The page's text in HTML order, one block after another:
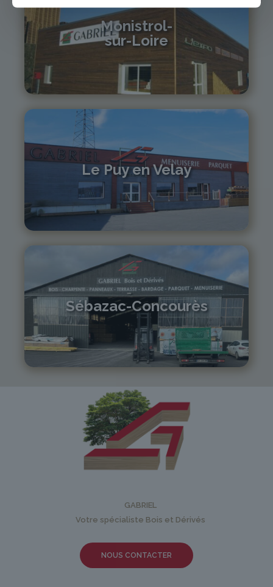
Monistrol-
sur-Loire
monistrol@gabriel-sa.fr
Le Puy en Velay
04 71 01 13 30
lepuy@gabriel-sa.fr
Sébazac-Concourès
05 81 55 83 89
monistrol@gabriel-sa.fr
GABRIEL
Votre spécialiste Bois et Dérivés
NOUS CONTACTER